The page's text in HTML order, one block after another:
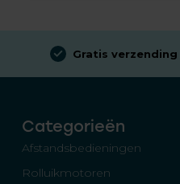
Gratis verzending
Categorieën
Afstandsbedieningen
Rolluikmotoren